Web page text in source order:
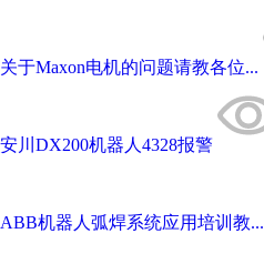
关于Maxon电机的问题请教各位...
安川DX200机器人4328报警
ABB机器人弧焊系统应用培训教...